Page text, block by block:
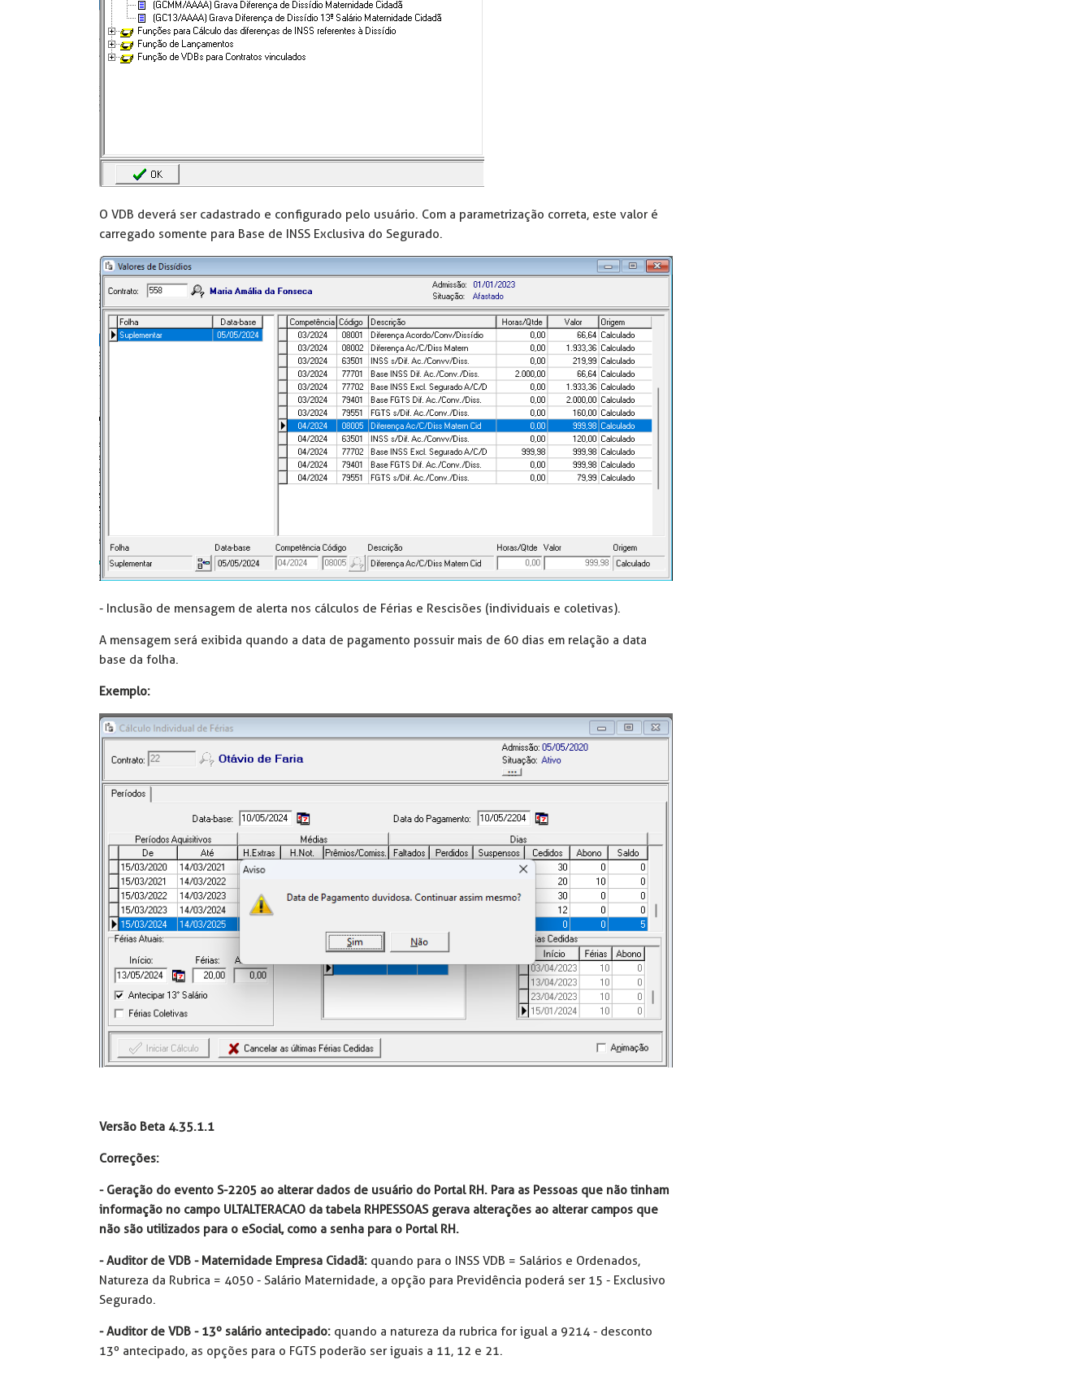
O VDB deverá ser cadastrado e configurado pelo usuário. Com a parametrização correta, este valor é
carregado somente para Base de INSS Exclusiva do Segurado.
- Inclusão de mensagem de alerta nos cálculos de Férias e Rescisões (individuais e coletivas).
A mensagem será exibida quando a data de pagamento possuir mais de 60 dias em relação a data
base da folha.
Exemplo:
Versão Beta 4.35.1.1
Correções:
- Geração do evento S-2205 ao alterar dados de usuário do Portal RH. Para as Pessoas que não tinham
informação no campo ULTALTERACAO da tabela RHPESSOAS gerava alterações ao alterar campos que
não são utilizados para o eSocial, como a senha para o Portal RH.
- Auditor de VDB - Maternidade Empresa Cidadã: quando para o INSS VDB = Salários e Ordenados,
Natureza da Rubrica = 4050 - Salário Maternidade, a opção para Previdência poderá ser 15 - Exclusivo
Segurado.
- Auditor de VDB - 13º salário antecipado: quando a natureza da rubrica for igual a 9214 - desconto
13º antecipado, as opções para o FGTS poderão ser iguais a 11, 12 e 21.